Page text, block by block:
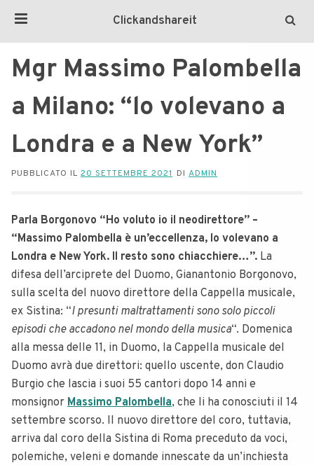
Clickandshareit
Mgr Massimo Palombella
a Milano: “lo volevano a
Londra e a New York”
PUBBLICATO IL 20 SETTEMBRE 2021 DI ADMIN
Parla Borgonovo “Ho voluto io il neodirettore” –
“Massimo Palombella è un’eccellenza, lo volevano a
Londra e New York. Il resto sono chiacchiere…”. La
difesa dell’arciprete del Duomo, Gianantonio Borgonovo,
sulla scelta del nuovo direttore della Cappella musicale,
ex Sistina: “I presunti maltrattamenti sono solo piccoli
episodi che accadono nel mondo della musica“. Domenica
alla messa delle 11, in Duomo, la Cappella musicale del
Duomo avrà due direttori: quello uscente, don Claudio
Burgio che lascia i suoi 55 cantori dopo 14 anni e
monsignor Massimo Palombella, che li ha conosciuti il 14
settembre scorso. Il nuovo direttore del coro, tuttavia,
arriva dal coro della Sistina di Roma preceduto da voci,
polemiche, veleni e domande innescate da un’inchiesta